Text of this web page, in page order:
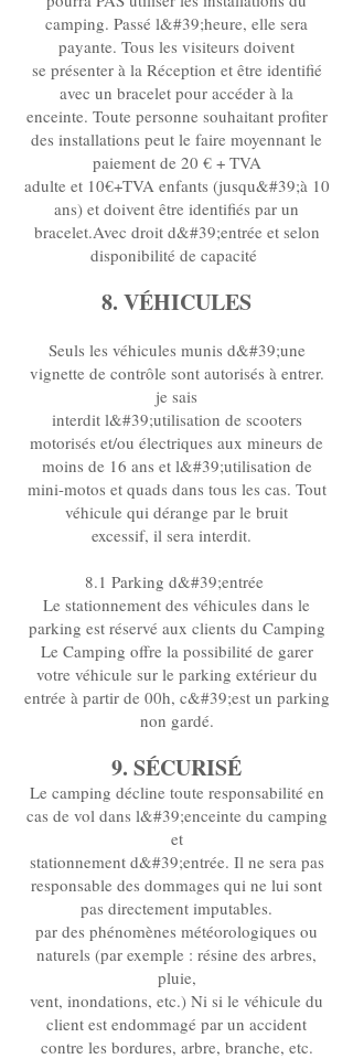
camping. Passé l&#39;heure, elle sera
payante. Tous les visiteurs doivent
se présenter à la Réception et être identifié
avec un bracelet pour accéder à la
enceinte. Toute personne souhaitant profiter
des installations peut le faire moyennant le
paiement de 20 € + TVA
adulte et 10€+TVA enfants (jusqu&#39;à 10
ans) et doivent être identifiés par un
bracelet.Avec droit d&#39;entrée et selon
disponibilité de capacité
8. VÉHICULES
Seuls les véhicules munis d&#39;une
vignette de contrôle sont autorisés à entrer.
je sais
interdit l&#39;utilisation de scooters
motorisés et/ou électriques aux mineurs de
moins de 16 ans et l&#39;utilisation de
mini-motos et quads dans tous les cas. Tout
véhicule qui dérange par le bruit
excessif, il sera interdit.
8.1 Parking d&#39;entrée
Le stationnement des véhicules dans le
parking est réservé aux clients du Camping
Le Camping offre la possibilité de garer
votre véhicule sur le parking extérieur du
entrée à partir de 00h, c&#39;est un parking
non gardé.
9. SÉCURISÉ
Le camping décline toute responsabilité en
cas de vol dans l&#39;enceinte du camping
et
stationnement d&#39;entrée. Il ne sera pas
responsable des dommages qui ne lui sont
pas directement imputables.
par des phénomènes météorologiques ou
naturels (par exemple : résine des arbres,
pluie,
vent, inondations, etc.) Ni si le véhicule du
client est endommagé par un accident
contre les bordures, arbre, branche, etc.